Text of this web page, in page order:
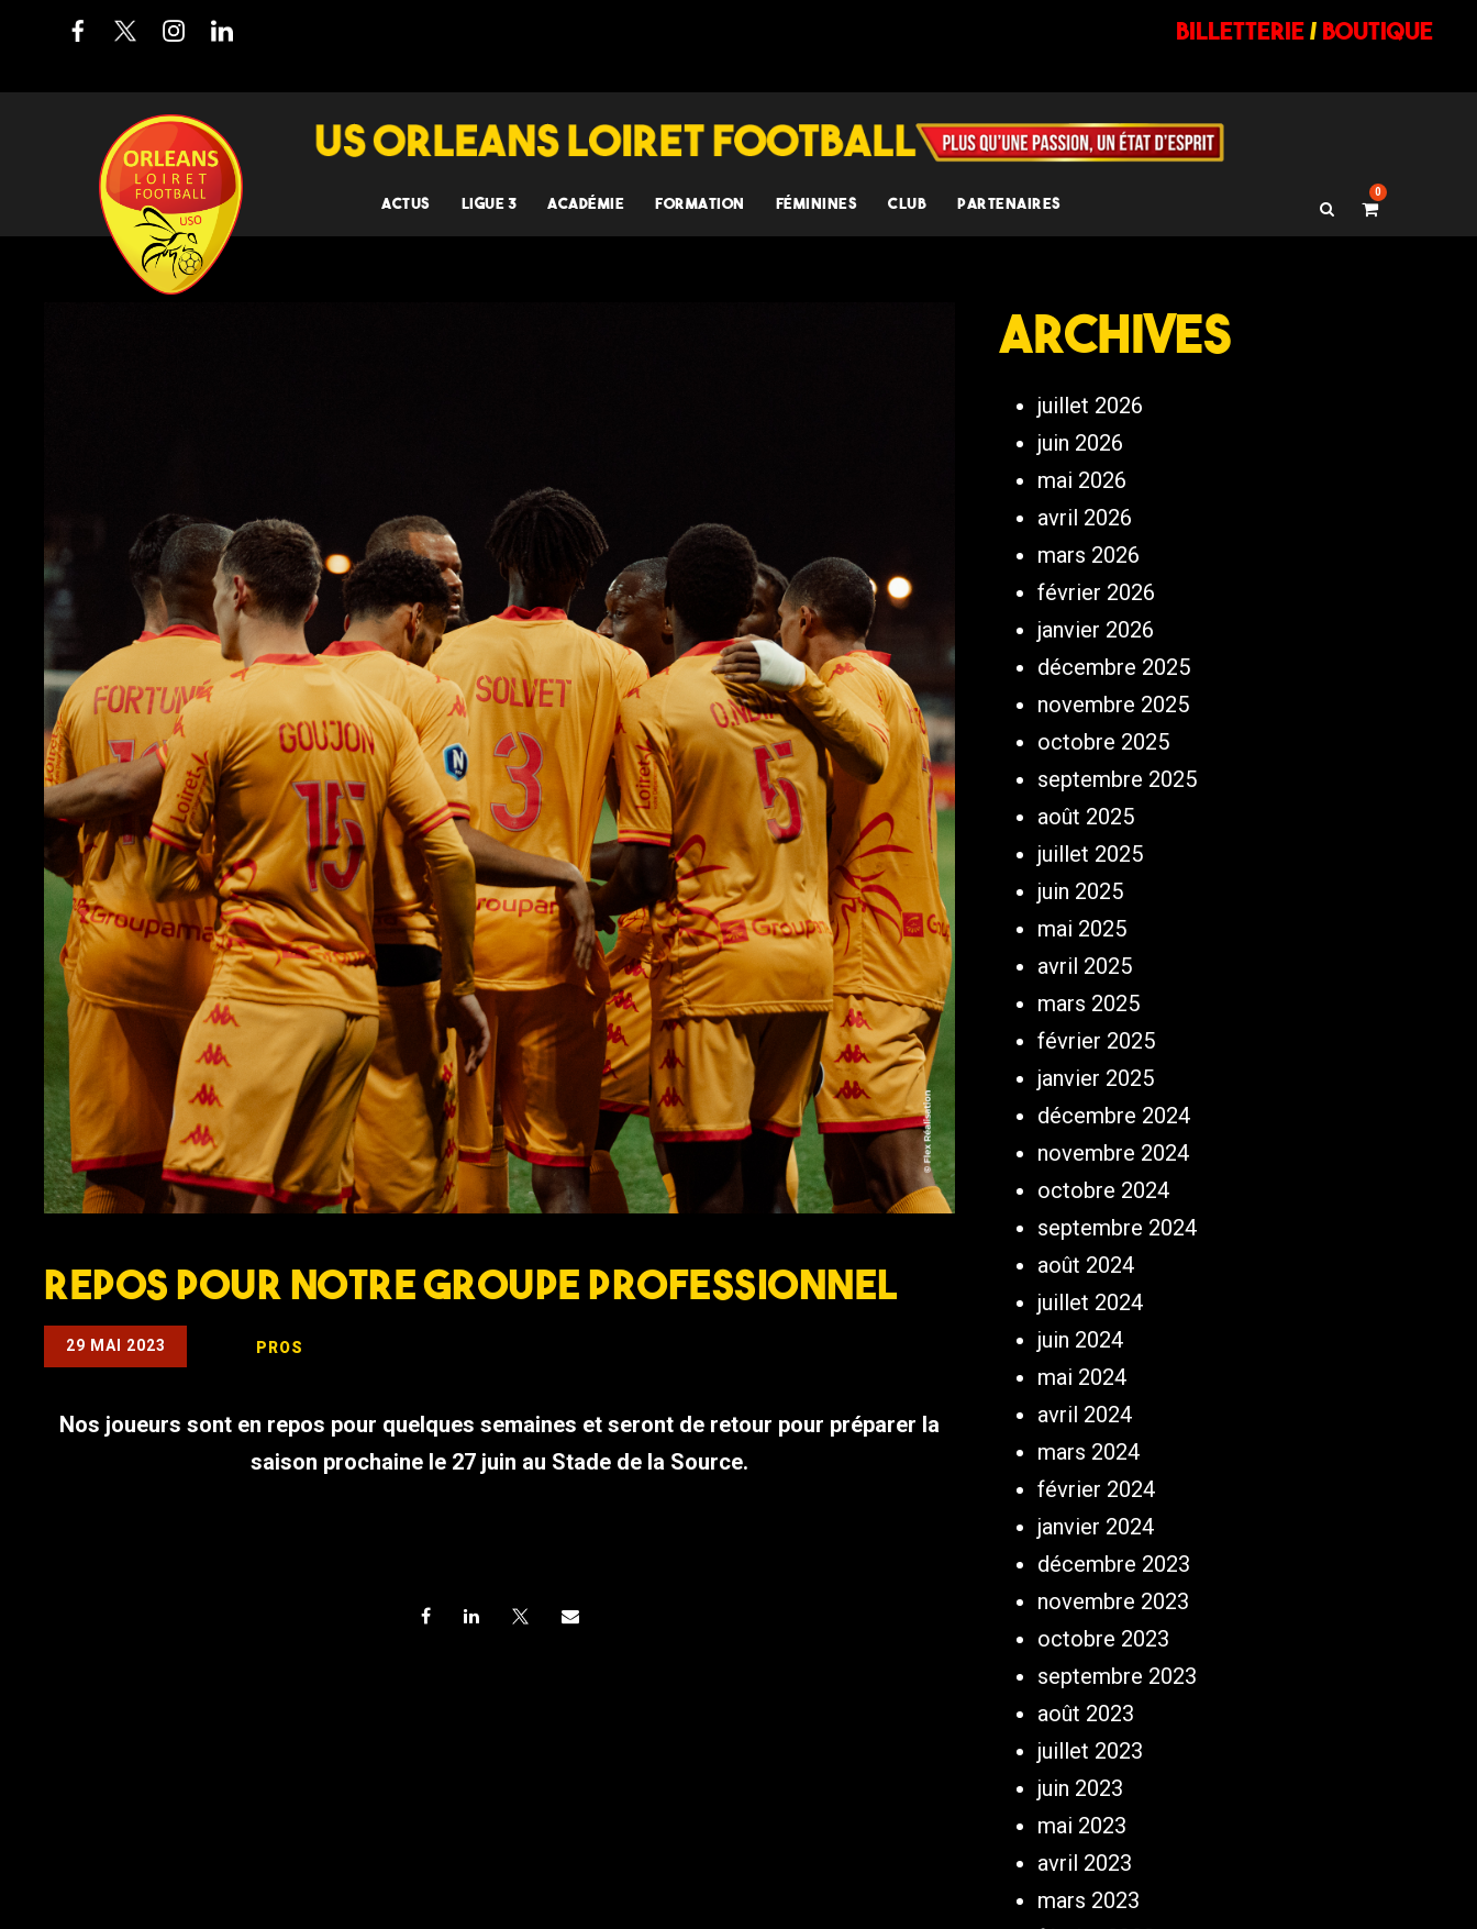
billetterie/ BOUTIQUE
ACTUS LIGUE 3 ACADÉMIE FORMATION FÉMININES CLUB PARTENAIRES
0
Repos pour notre groupe professionnel
29 MAI 2023 PROS
Nos joueurs sont en repos pour quelques semaines et seront de retour pour préparer la
saison prochaine le 27 juin au Stade de la Source.
Archives
juillet 2026
juin 2026
mai 2026
avril 2026
mars 2026
février 2026
janvier 2026
décembre 2025
novembre 2025
octobre 2025
septembre 2025
août 2025
juillet 2025
juin 2025
mai 2025
avril 2025
mars 2025
février 2025
janvier 2025
décembre 2024
novembre 2024
octobre 2024
septembre 2024
août 2024
juillet 2024
juin 2024
mai 2024
avril 2024
mars 2024
février 2024
janvier 2024
décembre 2023
novembre 2023
octobre 2023
septembre 2023
août 2023
juillet 2023
juin 2023
mai 2023
avril 2023
mars 2023